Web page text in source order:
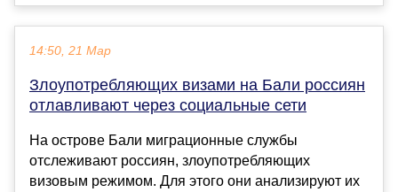
14:50, 21 Мар
Злоупотребляющих визами на Бали россиян
отлавливают через социальные сети
На острове Бали миграционные службы
отслеживают россиян, злоупотребляющих
визовым режимом. Для этого они анализируют их